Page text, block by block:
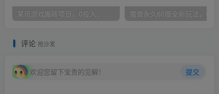
某讯游戏搬砖项目，0投入，可以挂机，轻松上手,月入3000+上不封顶
评论 抢沙发
欢迎您留下宝贵的见解！ 提交